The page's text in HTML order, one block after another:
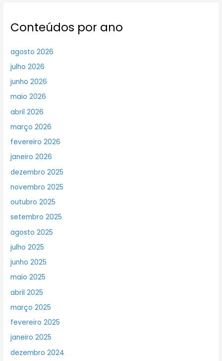
Conteúdos por ano
agosto 2026
julho 2026
junho 2026
maio 2026
abril 2026
março 2026
fevereiro 2026
janeiro 2026
dezembro 2025
novembro 2025
outubro 2025
setembro 2025
agosto 2025
julho 2025
junho 2025
maio 2025
abril 2025
março 2025
fevereiro 2025
janeiro 2025
dezembro 2024